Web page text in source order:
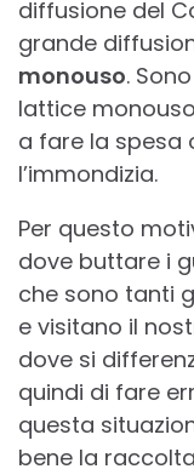
diffusione del
grande
monouso.
lattice
a fare la spesa
l’immondizia.
Per questo
dove buttare i
che sono tanti
e visitano il
dove si
quindi di fare
questa
bene la